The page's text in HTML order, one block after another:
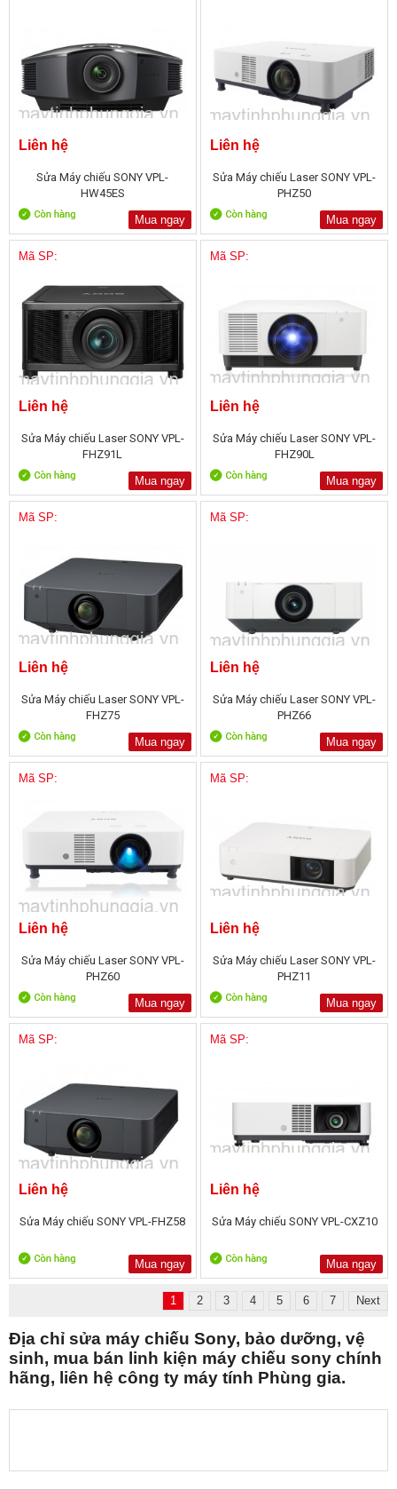
Liên hệ
Sửa Máy chiếu SONY VPL-
HW45ES
Mua ngay
Liên hệ
Sửa Máy chiếu Laser SONY VPL-
PHZ50
Mua ngay
Mã SP:
Liên hệ
Sửa Máy chiếu Laser SONY VPL-
FHZ91L
Mua ngay
Mã SP:
Liên hệ
Sửa Máy chiếu Laser SONY VPL-
FHZ90L
Mua ngay
Mã SP:
Liên hệ
Sửa Máy chiếu Laser SONY VPL-
FHZ75
Mua ngay
Mã SP:
Liên hệ
Sửa Máy chiếu Laser SONY VPL-
PHZ66
Mua ngay
Mã SP:
Liên hệ
Sửa Máy chiếu Laser SONY VPL-
PHZ60
Mua ngay
Mã SP:
Liên hệ
Sửa Máy chiếu Laser SONY VPL-
PHZ11
Mua ngay
Mã SP:
Liên hệ
Sửa Máy chiếu SONY VPL-FHZ58
Mua ngay
Mã SP:
Liên hệ
Sửa Máy chiếu SONY VPL-CXZ10
Mua ngay
1 2 3 4 5 6 7 Next
Địa chỉ sửa máy chiếu Sony, bảo dưỡng, vệ
sinh, mua bán linh kiện máy chiếu sony chính
hãng, liên hệ công ty máy tính Phùng gia.